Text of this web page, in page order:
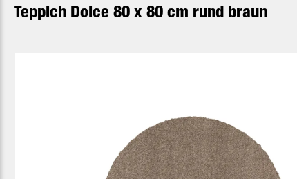
Teppich Dolce 80 x 80 cm rund braun